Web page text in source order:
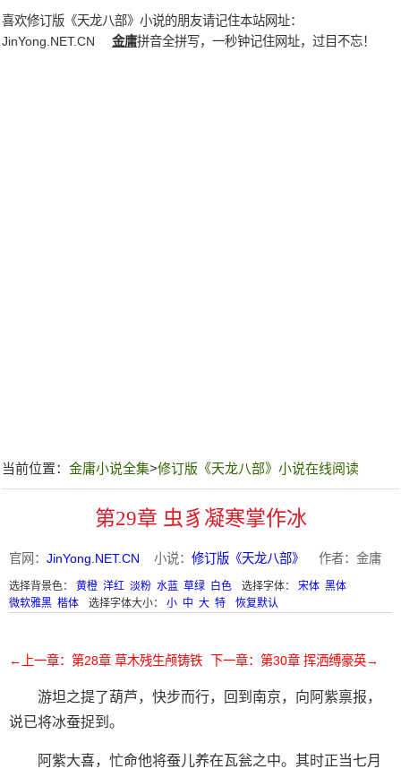
喜欢修订版《天龙八部》小说的朋友请记住本站网址：
JinYong.NET.CN
金庸拼音全拼写，一秒钟记住网址，过目不忘！
当前位置： 金庸小说全集>修订版《天龙八部》小说在线阅读
第29章 虫豸凝寒掌作冰
官网： JinYong.NET.CN 小说： 修订版《天龙八部》 作者：金庸
选择背景色： 黄橙 洋红 淡粉 水蓝 草绿 白色 选择字体： 宋体 黑体
微软雅黑 楷体 选择字体大小： 小 中 大 特 恢复默认
←上一章：第28章 草木残生颅铸铁 下一章：第30章 挥洒缚豪英→
游坦之提了葫芦，快步而行，回到南京，向阿紫禀报，
说已将冰蚕捉到。
阿紫大喜，忙命他将蚕儿养在瓦瓮之中。其时正当七月